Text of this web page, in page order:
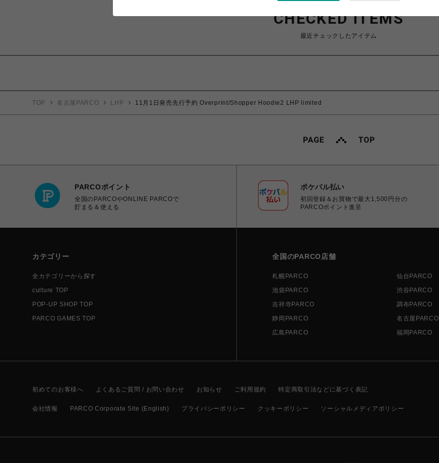
CHECKED ITEMS
最近チェックしたアイテム
TOP 名古屋PARCO LHP 11月1日発売先行予約 Overprint/Shopper Hoodie2 LHP limited
PARCOポイント
全国のPARCOやONLINE PARCOで
貯まる＆使える
ポケパル払い
初回登録＆お買物で最大1,500円分の
PARCOポイント進呈
カテゴリー
全カテゴリーから探す
culture TOP
POP-UP SHOP TOP
PARCO GAMES TOP
全国のPARCO店舗
札幌PARCO 仙台PARCO
池袋PARCO
渋谷PARCO
吉祥寺PARCO
調布PARCO
静岡PARCO
名古屋PARCO
広島PARCO
福岡PARCO
初めてのお客様へ よくあるご質問 / お問い合わせ お知らせ ご利用規約 特定商取引法などに基づく表記
会社情報 PARCO Corporate Site (English) プライバシーポリシー クッキーポリシー ソーシャルメディアポリシー